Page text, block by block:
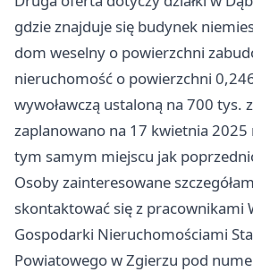
gdzie znajduje się budynek
dom weselny o powierzchni
nieruchomość o powierzchni
wywoławczą ustaloną na 700 tys.
zaplanowano na 17 kwietnia 2025
tym samym miejscu jak
Osoby zainteresowane
skontaktować się z pracownikami
Gospodarki Nieruchomościami
Powiatowego w Zgierzu pod